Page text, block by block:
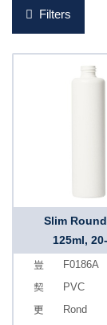
Filters
Slim Round
125ml,
F0186A
PVC
Rond